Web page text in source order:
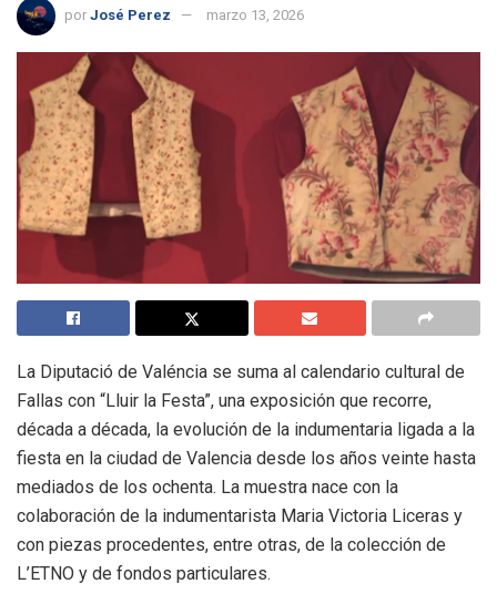
por José Perez marzo 13, 2026
La Diputació de Valéncia se suma al calendario cultural de
Fallas con “Lluir la Festa”, una exposición que recorre,
década a década, la evolución de la indumentaria ligada a la
fiesta en la ciudad de Valencia desde los años veinte hasta
mediados de los ochenta. La muestra nace con la
colaboración de la indumentarista Maria Victoria Liceras y
con piezas procedentes, entre otras, de la colección de
L’ETNO y de fondos particulares.